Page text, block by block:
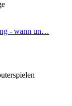
- wann un…